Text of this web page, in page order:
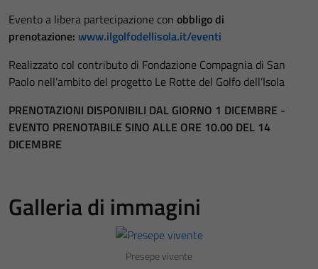
Evento a libera partecipazione con obbligo di
prenotazione: www.ilgolfodellisola.it/eventi
Realizzato col contributo di Fondazione Compagnia di San
Paolo nell’ambito del progetto Le Rotte del Golfo dell’Isola
PRENOTAZIONI DISPONIBILI DAL GIORNO 1 DICEMBRE -
EVENTO PRENOTABILE SINO ALLE ORE 10.00 DEL 14
DICEMBRE
Galleria di immagini
Presepe vivente